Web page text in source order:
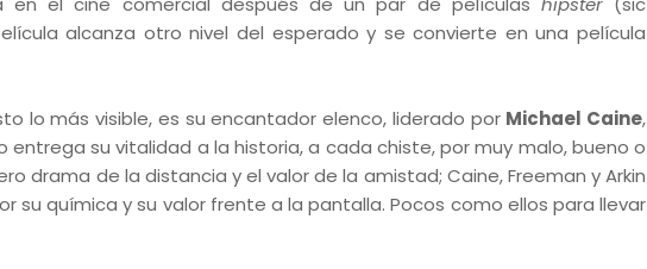
alcanza otro nivel del esperado y se convierte en una película
lo más visible, es su encantador elenco, liderado por Michael Caine,
entrega su vitalidad a la historia, a cada chiste, por muy malo, bueno o
drama de la distancia y el valor de la amistad; Caine, Freeman y Arkin
su química y su valor frente a la pantalla. Pocos como ellos para llevar